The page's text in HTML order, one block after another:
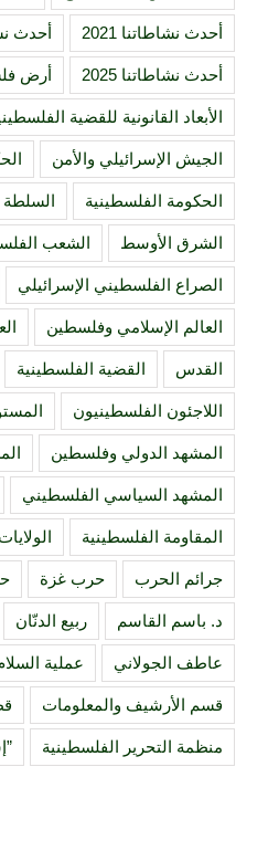
أحدث نشاطاتنا 2021 أحدث
أحدث نشاطاتنا 2025 أرض
الأبعاد القانونية للقضية
الجيش الإسرائيلي والأمن
الحكومة الفلسطينية السلطة
الشرق الأوسط الشعب
الصراع الفلسطيني الإسرائيلي
العالم الإسلامي وفلسطين
القدس القضية الفلسطينية
اللاجئون الفلسطينيون
المشهد الدولي وفلسطين
المشهد السياسي الفلسطيني
المقاومة الفلسطينية
جرائم الحرب حرب غزة
د. باسم القاسم ربيع الدنّان
عاطف الجولاني عملية
قسم الأرشيف والمعلومات
منظمة التحرير الفلسطينية